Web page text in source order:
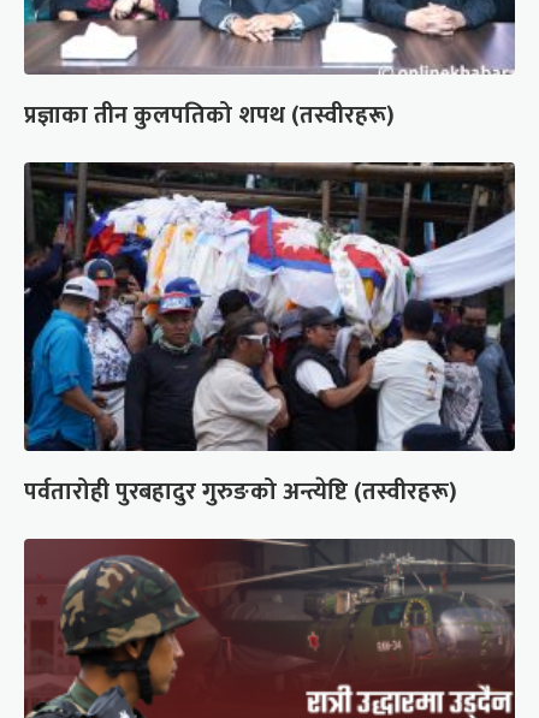
प्रज्ञाका तीन कुलपतिको शपथ (तस्वीरहरू)
पर्वतारोही पुरबहादुर गुरुङको अन्त्येष्टि (तस्वीरहरू)